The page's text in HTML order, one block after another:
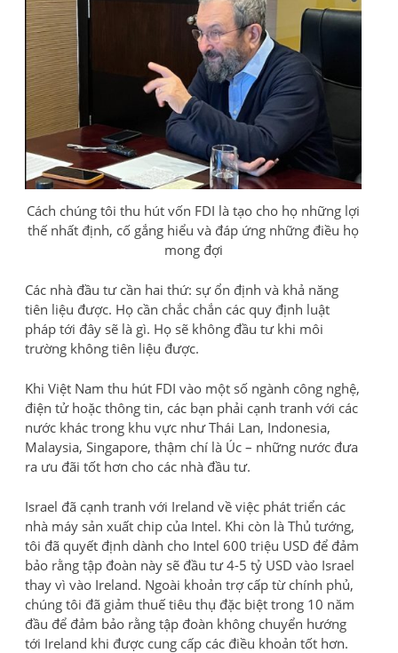
Cách chúng tôi thu hút vốn FDI là tạo cho họ những lợi
thế nhất định, cố gắng hiểu và đáp ứng những điều họ
mong đợi
Các nhà đầu tư cần hai thứ: sự ổn định và khả năng
tiên liệu được. Họ cần chắc chắn các quy định luật
pháp tới đây sẽ là gì. Họ sẽ không đầu tư khi môi
trường không tiên liệu được.
Khi Việt Nam thu hút FDI vào một số ngành công nghệ,
điện tử hoặc thông tin, các bạn phải cạnh tranh với các
nước khác trong khu vực như Thái Lan, Indonesia,
Malaysia, Singapore, thậm chí là Úc – những nước đưa
ra ưu đãi tốt hơn cho các nhà đầu tư.
Israel đã cạnh tranh với Ireland về việc phát triển các
nhà máy sản xuất chip của Intel. Khi còn là Thủ tướng,
tôi đã quyết định dành cho Intel 600 triệu USD để đảm
bảo rằng tập đoàn này sẽ đầu tư 4-5 tỷ USD vào Israel
thay vì vào Ireland. Ngoài khoản trợ cấp từ chính phủ,
chúng tôi đã giảm thuế tiêu thụ đặc biệt trong 10 năm
đầu để đảm bảo rằng tập đoàn không chuyển hướng
tới Ireland khi được cung cấp các điều khoản tốt hơn.